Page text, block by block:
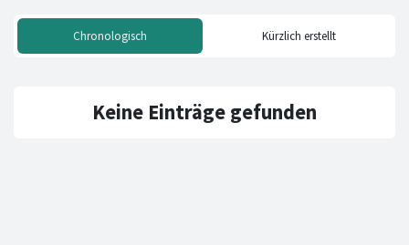
Chronologisch Kürzlich erstellt
Keine Einträge gefunden